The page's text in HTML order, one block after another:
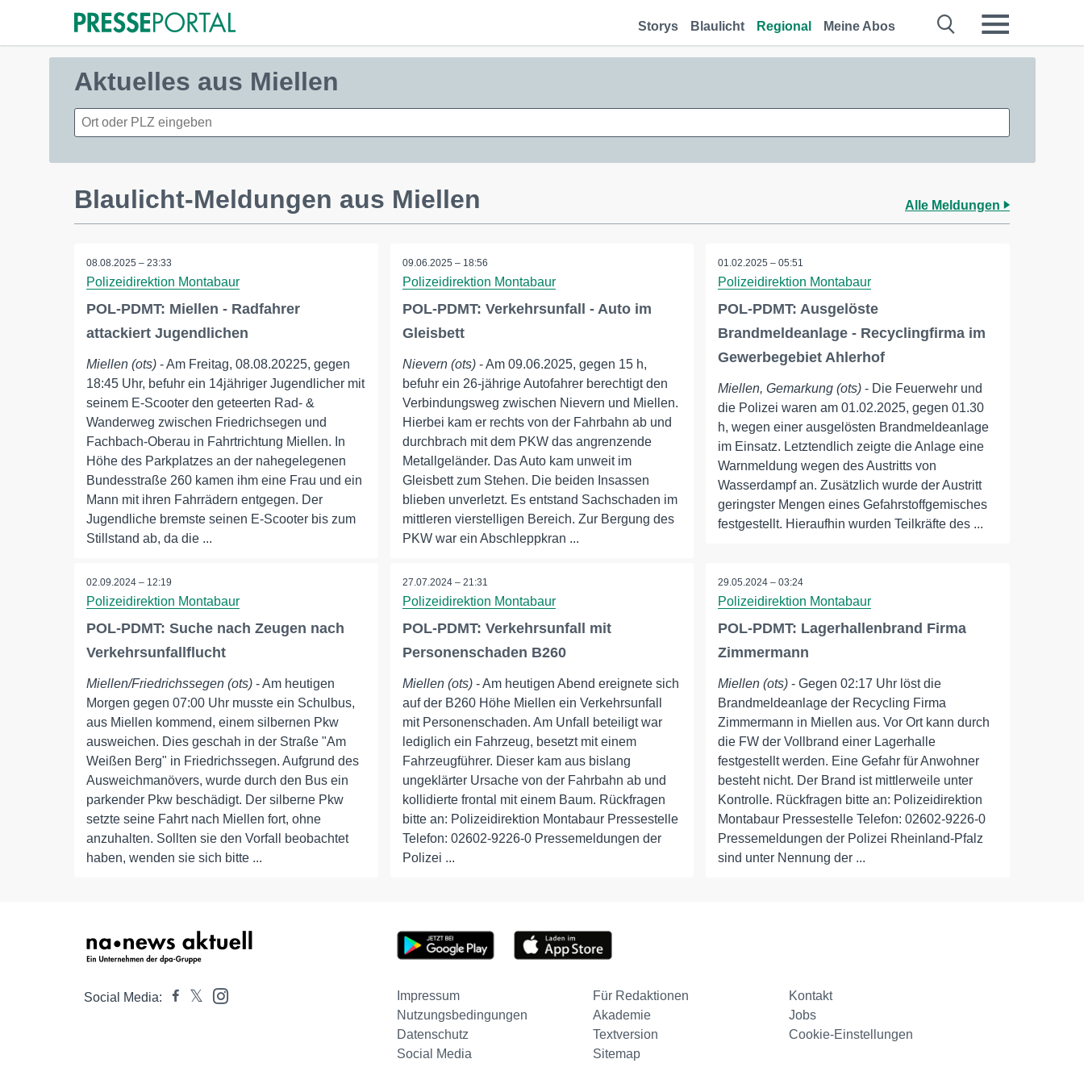
Storys Blaulicht Regional Meine Abos
Aktuelles aus Miellen
Blaulicht-Meldungen aus Miellen Alle Meldungen
08.08.2025 – 23:33
Polizeidirektion Montabaur
POL-PDMT: Miellen - Radfahrer
attackiert Jugendlichen
Miellen (ots) - Am Freitag, 08.08.20225, gegen
18:45 Uhr, befuhr ein 14jähriger Jugendlicher mit
seinem E-Scooter den geteerten Rad- &
Wanderweg zwischen Friedrichsegen und
Fachbach-Oberau in Fahrtrichtung Miellen. In
Höhe des Parkplatzes an der nahegelegenen
Bundesstraße 260 kamen ihm eine Frau und ein
Mann mit ihren Fahrrädern entgegen. Der
Jugendliche bremste seinen E-Scooter bis zum
Stillstand ab, da die ...
09.06.2025 – 18:56
Polizeidirektion Montabaur
POL-PDMT: Verkehrsunfall - Auto im
Gleisbett
Nievern (ots)- Am 09.06.2025, gegen 15 h,
befuhr ein 26-jährige Autofahrer berechtigt den
Verbindungsweg zwischen Nievern und Miellen.
Hierbei kam er rechts von der Fahrbahn ab und
durchbrach mit dem PKW das angrenzende
Metallgeländer. Das Auto kam unweit im
Gleisbett zum Stehen. Die beiden Insassen
blieben unverletzt. Es entstand Sachschaden im
mittleren vierstelligen Bereich. Zur Bergung des
PKW war ein Abschleppkran ...
01.02.2025 – 05:51
Polizeidirektion Montabaur
POL-PDMT: Ausgelöste
Brandmeldeanlage - Recyclingfirma im
Gewerbegebiet Ahlerhof
Miellen, Gemarkung (ots) - Die Feuerwehr und
die Polizei waren am 01.02.2025, gegen 01.30
h, wegen einer ausgelösten Brandmeldeanlage
im Einsatz. Letztendlich zeigte die Anlage eine
Warnmeldung wegen des Austritts von
Wasserdampf an. Zusätzlich wurde der Austritt
geringster Mengen eines Gefahrstoffgemisches
festgestellt. Hieraufhin wurden Teilkräfte des ...
02.09.2024 – 12:19
Polizeidirektion Montabaur
POL-PDMT: Suche nach Zeugen nach
Verkehrsunfallflucht
Miellen/Friedrichssegen (ots) - Am heutigen
Morgen gegen 07:00 Uhr musste ein Schulbus,
aus Miellen kommend, einem silbernen Pkw
ausweichen. Dies geschah in der Straße "Am
Weißen Berg" in Friedrichssegen. Aufgrund des
Ausweichmanövers, wurde durch den Bus ein
parkender Pkw beschädigt. Der silberne Pkw
setzte seine Fahrt nach Miellen fort, ohne
anzuhalten. Sollten sie den Vorfall beobachtet
haben, wenden sie sich bitte ...
27.07.2024 – 21:31
Polizeidirektion Montabaur
POL-PDMT: Verkehrsunfall mit
Personenschaden B260
Miellen (ots)- Am heutigen Abend ereignete sich
auf der B260 Höhe Miellen ein Verkehrsunfall
mit Personenschaden. Am Unfall beteiligt war
lediglich ein Fahrzeug, besetzt mit einem
Fahrzeugführer. Dieser kam aus bislang
ungeklärter Ursache von der Fahrbahn ab und
kollidierte frontal mit einem Baum. Rückfragen
bitte an: Polizeidirektion Montabaur Pressestelle
Telefon: 02602-9226-0 Pressemeldungen der
Polizei ...
29.05.2024 – 03:24
Polizeidirektion Montabaur
POL-PDMT: Lagerhallenbrand Firma
Zimmermann
Miellen (ots) - Gegen 02:17 Uhr löst die
Brandmeldeanlage der Recycling Firma
Zimmermann in Miellen aus. Vor Ort kann durch
die FW der Vollbrand einer Lagerhalle
festgestellt werden. Eine Gefahr für Anwohner
besteht nicht. Der Brand ist mittlerweile unter
Kontrolle. Rückfragen bitte an: Polizeidirektion
Montabaur Pressestelle Telefon: 02602-9226-0
Pressemeldungen der Polizei Rheinland-Pfalz
sind unter Nennung der ...
Social Media: Impressum Für Redaktionen
Kontakt
Nutzungsbedingungen
Akademie
Jobs
Datenschutz
Textversion
Cookie-Einstellungen
Social Media
Sitemap